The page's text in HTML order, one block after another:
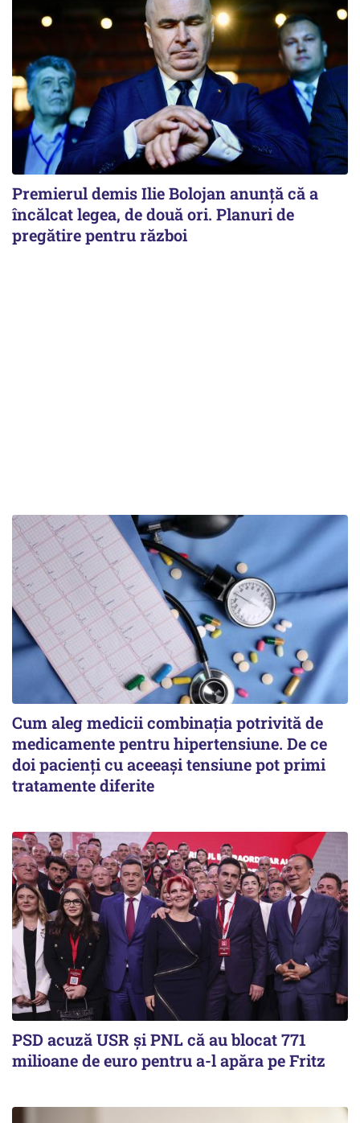
Premierul demis Ilie Bolojan anunță că a
încălcat legea, de două ori. Planuri de
pregătire pentru război
Cum aleg medicii combinația potrivită de
medicamente pentru hipertensiune. De ce
doi pacienți cu aceeași tensiune pot primi
tratamente diferite
PSD acuză USR și PNL că au blocat 771
milioane de euro pentru a-l apăra pe Fritz